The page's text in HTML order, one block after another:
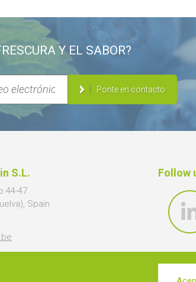
Y EL SABOR?
Ponte en contacto
S.L.
44-47
Spain
Follow